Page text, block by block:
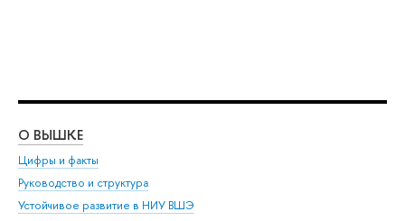
О ВЫШКЕ
Цифры и факты
Руководство и структура
Устойчивое развитие в НИУ ВШЭ